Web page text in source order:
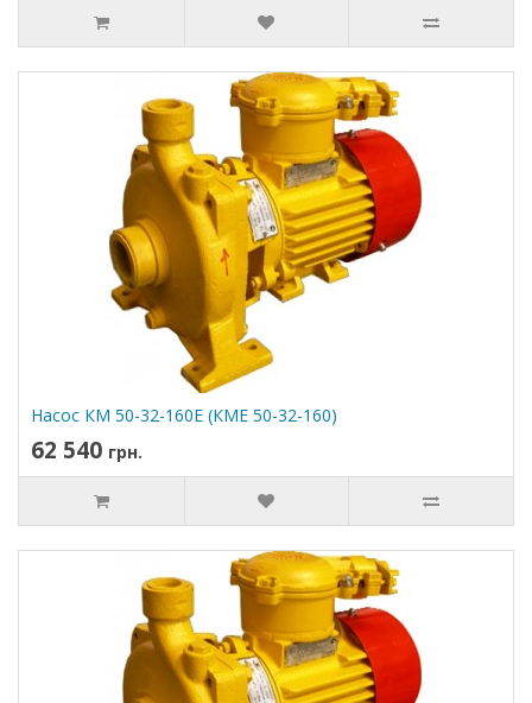
Насос КМ 50-32-160Е (КМЕ 50-32-160)
62 540 грн.